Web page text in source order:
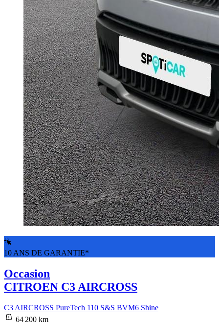
10 ANS DE GARANTIE*
Occasion
CITROEN C3 AIRCROSS
C3 AIRCROSS PureTech 110 S&S BVM6 Shine
64 200 km